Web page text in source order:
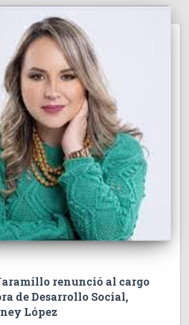
renunció al cargo
de Desarrollo Social,
López